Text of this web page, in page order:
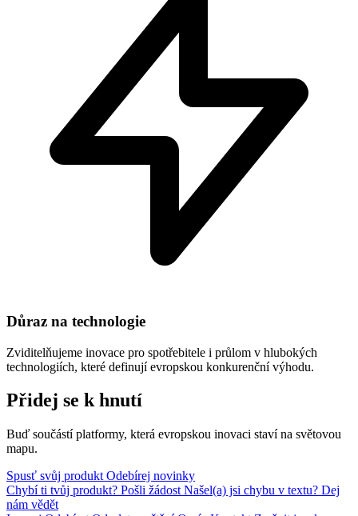
Důraz na technologie
Zviditelňujeme inovace pro spotřebitele i průlom v hlubokých
technologiích, které definují evropskou konkurenční výhodu.
Přidej se k hnutí
Buď součástí platformy, která evropskou inovaci staví na světovou
mapu.
Spusť svůj produkt Odebírej novinky
Chybí ti tvůj produkt? Pošli žádost Našel(a) jsi chybu v textu? Dej
nám vědět